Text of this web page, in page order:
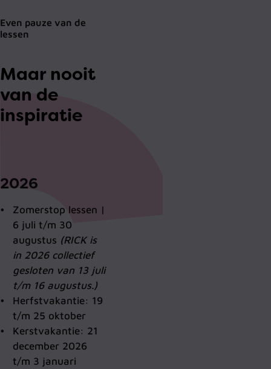
Maar nooit
van de
inspiratie
Even pauze van de
lessen
2026
Zomerstop lessen |
6 juli t/m 30
augustus (RICK is
in 2026 collectief
gesloten van 13 juli
t/m 16 augustus.)
Herfstvakantie: 19
t/m 25 oktober
Kerstvakantie: 21
december 2026
t/m 3 januari